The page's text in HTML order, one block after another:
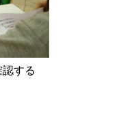
する